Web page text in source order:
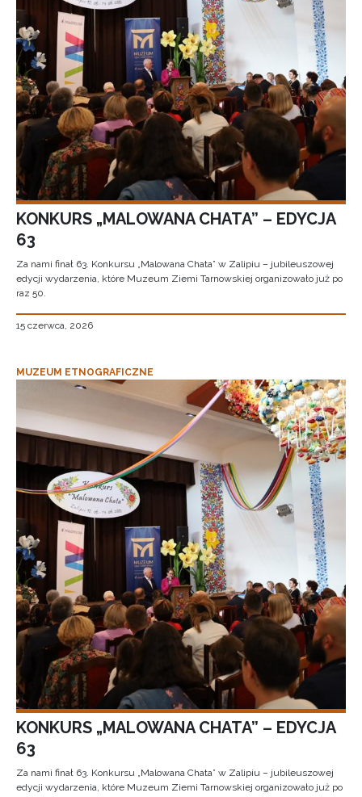
KONKURS „MALOWANA CHATA” – EDYCJA
63
Za nami finał 63. Konkursu „Malowana Chata” w Zalipiu – jubileuszowej
edycji wydarzenia, które Muzeum Ziemi Tarnowskiej organizowało już po
raz 50.
15 czerwca, 2026
MUZEUM ETNOGRAFICZNE
KONKURS „MALOWANA CHATA” – EDYCJA
63
Za nami finał 63. Konkursu „Malowana Chata” w Zalipiu – jubileuszowej
edycji wydarzenia, które Muzeum Ziemi Tarnowskiej organizowało już po